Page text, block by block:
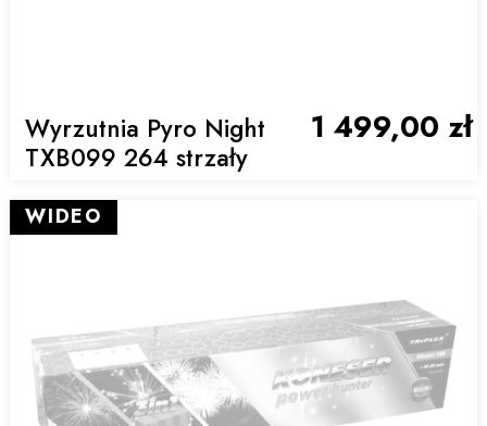
Wyrzutnia Pyro Night
TXB099 264 strzały
1 499,00 zł
WIDEO